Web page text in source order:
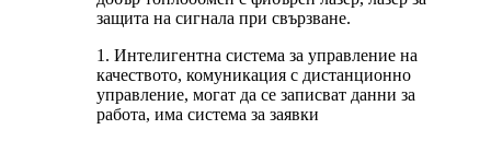
защита на сигнала при свързване.
1. Интелигентна система за управление на
качеството, комуникация с дистанционно
управление, могат да се записват данни за
работа, има система за заявки